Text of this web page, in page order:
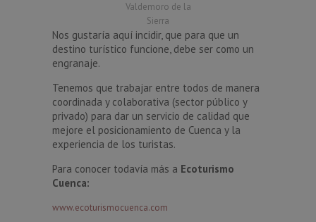
Valdemoro de la
Sierra
Nos gustaría aquí incidir, que para que un
destino turístico funcione, debe ser como un
engranaje.
Tenemos que trabajar entre todos de manera
coordinada y colaborativa (sector público y
privado) para dar un servicio de calidad que
mejore el posicionamiento de Cuenca y la
experiencia de los turistas.
Para conocer todavía más a Ecoturismo
Cuenca:
www.ecoturismocuenca.com